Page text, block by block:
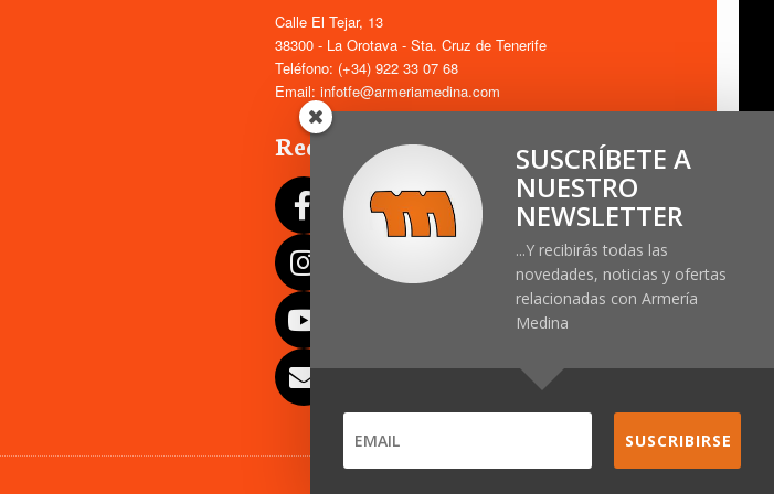
Calle El Tejar, 13
38300 - La Orotava - Sta. Cruz de Tenerife
Teléfono: (+34) 922 33 07 68
Email: infotfe@armeriamedina.com
Redes Sociales SUSCRÍBETE A
NUESTRO
NEWSLETTER
...Y recibirás todas las
novedades, noticias y ofertas
relacionadas con Armería
Medina
SUSCRIBIRSE